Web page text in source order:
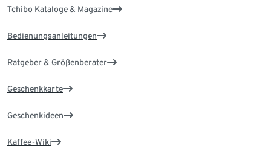
Tchibo Kataloge & Magazine
Bedienungsanleitungen
Ratgeber & Größenberater
Geschenkkarte
Geschenkideen
Kaffee-Wiki